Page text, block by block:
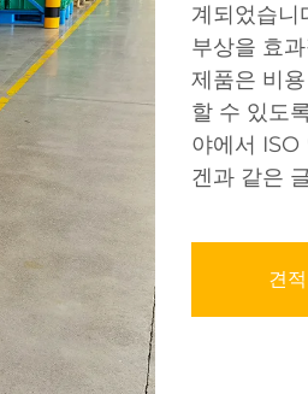
계되었습니
부상을 효
제품은 비
할 수 있도
야에서 ISO
겐과 같은
견